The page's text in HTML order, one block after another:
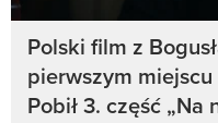
Polski film z
pierwszym
Pobił 3. część „Na